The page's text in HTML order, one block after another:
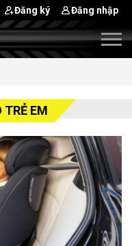
Đăng ký Đăng nhập
TRẺ EM